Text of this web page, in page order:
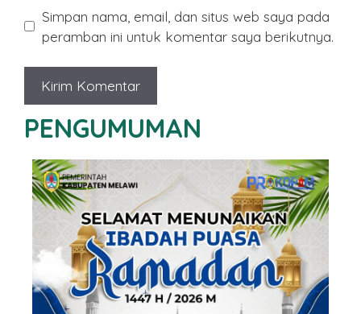
Simpan nama, email, dan situs web saya pada
peramban ini untuk komentar saya berikutnya.
PENGUMUMAN